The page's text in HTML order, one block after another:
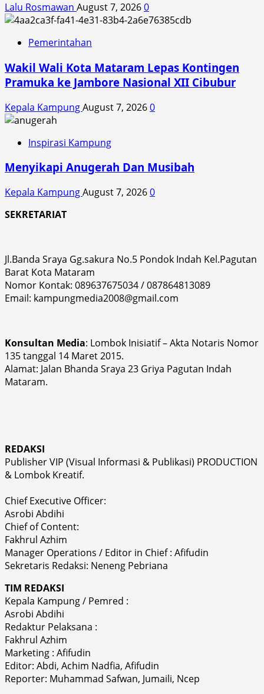
Lalu Rosmawan August 7, 20260
Pemerintahan
Wakil Wali Kota Mataram Lepas Kontingen
Pramuka ke Jambore Nasional XII Cibubur
Kepala KampungAugust 7, 20260
Inspirasi Kampung
Menyikapi Anugerah Dan Musibah
Kepala KampungAugust 7, 20260
SEKRETARIAT
Jl.Banda Sraya Gg.sakura No.5 Pondok Indah Kel.Pagutan
Barat Kota Mataram
Nomor Kontak: 089637675034 / 087864813089
Email: kampungmedia2008@gmail.com
Konsultan Media: Lombok Inisiatif – Akta Notaris Nomor
135 tanggal 14 Maret 2015.
Alamat: Jalan Bhanda Sraya 23 Griya Pagutan Indah
Mataram.
REDAKSI
Publisher VIP (Visual Informasi & Publikasi) PRODUCTION
& Lombok Kreatif.
Chief Executive Officer:
Asrobi Abdihi
Chief of Content:
Fakhrul Azhim
Manager Operations / Editor in Chief : Afifudin
Sekretaris Redaksi: Neneng Pebriana
TIM REDAKSI
Kepala Kampung / Pemred :
Asrobi Abdihi
Redaktur Pelaksana :
Fakhrul Azhim
Marketing : Afifudin
Editor: Abdi, Achim Nadfia, Afifudin
Reporter: Muhammad Safwan, Jumaili, Ncep